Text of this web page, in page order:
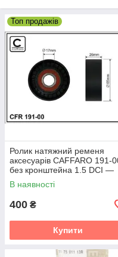
Топ продажів
Ролик натяжний ременя
аксесуарів CAFFARO 191-
без кронштейна 1.5 DCI —
1.6 16 V
В наявності
400 ₴
Купити